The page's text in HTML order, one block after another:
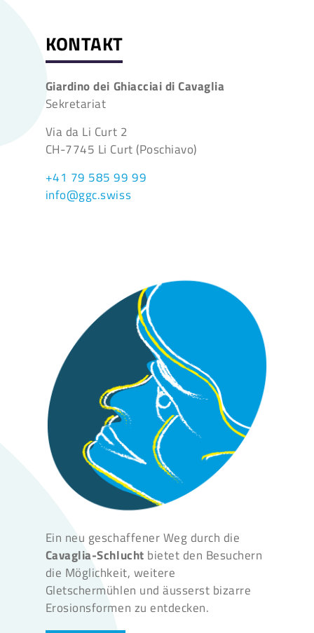
KONTAKT
Giardino dei Ghiacciai di Cavaglia
Sekretariat
Via da Li Curt 2
CH-7745 Li Curt (Poschiavo)
+41 79 585 99 99
info@ggc.swiss
Ein neu geschaffener Weg durch die
Cavaglia-Schlucht bietet den Besuchern
die Möglichkeit, weitere
Gletschermühlen und äusserst bizarre
Erosionsformen zu entdecken.